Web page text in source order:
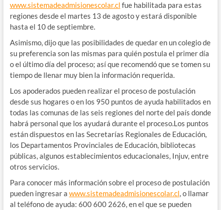
www.sistemadeadmisionescolar.cl fue habilitada para estas
regiones desde el martes 13 de agosto y estará disponible
hasta el 10 de septiembre.
Asimismo, dijo que las posibilidades de quedar en un colegio de
su preferencia son las mismas para quién postula el primer día
o el último día del proceso; así que recomendó que se tomen su
tiempo de llenar muy bien la información requerida.
Los apoderados pueden realizar el proceso de postulación
desde sus hogares o en los 950 puntos de ayuda habilitados en
todas las comunas de las seis regiones del norte del país donde
habrá personal que los ayudará durante el proceso.Los puntos
están dispuestos en las Secretarías Regionales de Educación,
los Departamentos Provinciales de Educación, bibliotecas
públicas, algunos establecimientos educacionales, Injuv, entre
otros servicios.
Para conocer más información sobre el proceso de postulación
pueden ingresar a www.sistemadeadmisionescolar.cl, o llamar
al teléfono de ayuda: 600 600 2626, en el que se pueden